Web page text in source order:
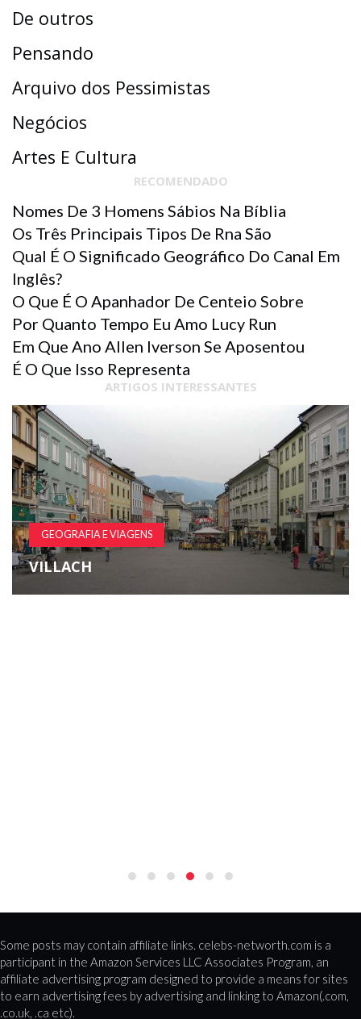
De outros
Pensando
Arquivo dos Pessimistas
Negócios
Artes E Cultura
RECOMENDADO
Nomes De 3 Homens Sábios Na Bíblia
Os Três Principais Tipos De Rna São
Qual É O Significado Geográfico Do Canal Em
Inglês?
O Que É O Apanhador De Centeio Sobre
Por Quanto Tempo Eu Amo Lucy Run
Em Que Ano Allen Iverson Se Aposentou
É O Que Isso Representa
ARTIGOS INTERESSANTES
GEOGRAFIA E VIAGENS
VILLACH
Some posts may contain affiliate links. celebs-networth.com is a
participant in the Amazon Services LLC Associates Program, an
affiliate advertising program designed to provide a means for sites
to earn advertising fees by advertising and linking to Amazon(.com,
.co.uk, .ca etc).